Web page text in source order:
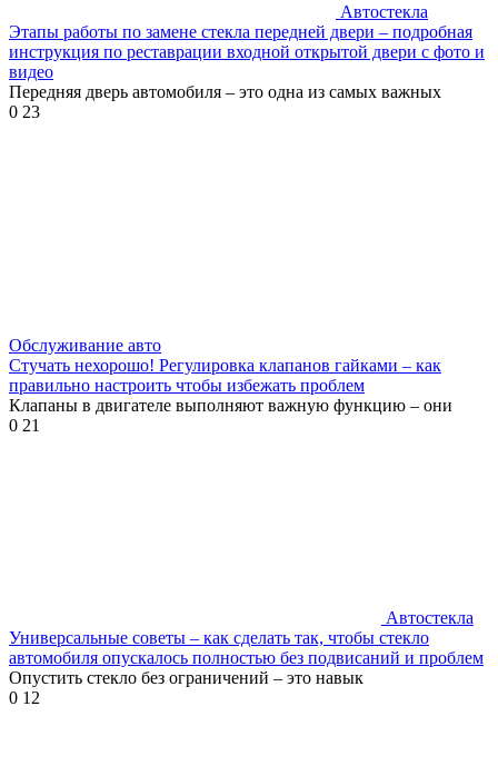
Автостекла
Этапы работы по замене стекла передней двери – подробная
инструкция по реставрации входной открытой двери с фото и
видео
Передняя дверь автомобиля – это одна из самых важных
0 23
Обслуживание авто
Стучать нехорошо! Регулировка клапанов гайками – как
правильно настроить чтобы избежать проблем
Клапаны в двигателе выполняют важную функцию – они
0 21
Автостекла
Универсальные советы – как сделать так, чтобы стекло
автомобиля опускалось полностью без подвисаний и проблем
Опустить стекло без ограничений – это навык
0 12